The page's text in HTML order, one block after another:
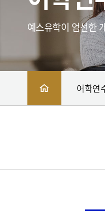
예스유학이 엄선한
어학연